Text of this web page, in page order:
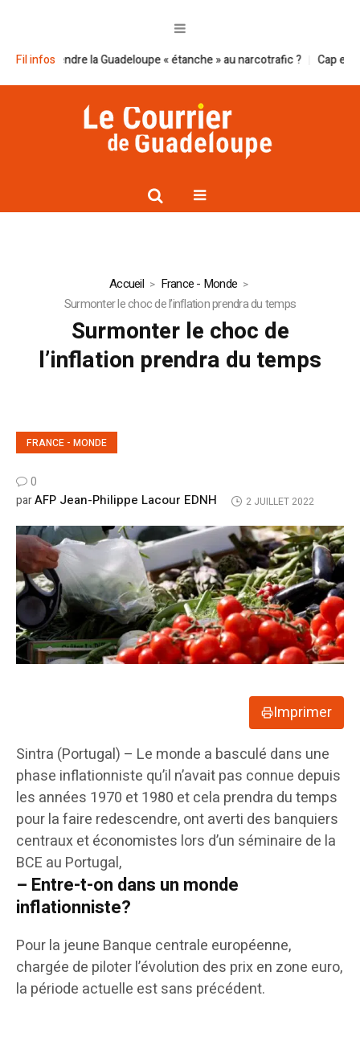
Fil infos
à rendre la Guadeloupe « étanche » au narcotrafic ? Cap
Accueil
France - Monde
Surmonter le choc de l’inflation prendra du temps
Surmonter le choc de
l’inflation prendra du temps
FRANCE - MONDE
0
parAFP Jean-Philippe Lacour EDNH 2 JUILLET 2022
Imprimer
Sintra (Portugal) – Le monde a basculé dans une
phase inflationniste qu’il n’avait pas connue depuis
les années 1970 et 1980 et cela prendra du temps
pour la faire redescendre, ont averti des banquiers
centraux et économistes lors d’un séminaire de la
BCE au Portugal,
– Entre-t-on dans un monde
inflationniste?
Pour la jeune Banque centrale européenne,
chargée de piloter l’évolution des prix en zone euro,
la période actuelle est sans précédent.